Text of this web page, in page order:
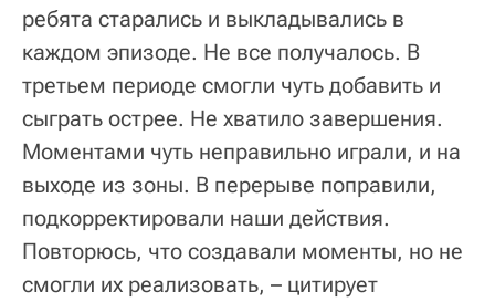
ребята старались и выкладывались в
каждом эпизоде. Не все получалось. В
третьем периоде смогли чуть добавить и
сыграть острее. Не хватило завершения.
Моментами чуть неправильно играли, и на
выходе из зоны. В перерыве поправили,
подкорректировали наши действия.
Повторюсь, что создавали моменты, но не
смогли их реализовать, – цитирует